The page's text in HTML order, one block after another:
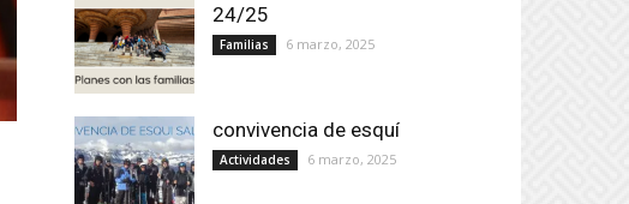
24/25
Familias 6 marzo, 2025
convivencia de esquí
Actividades 6 marzo, 2025